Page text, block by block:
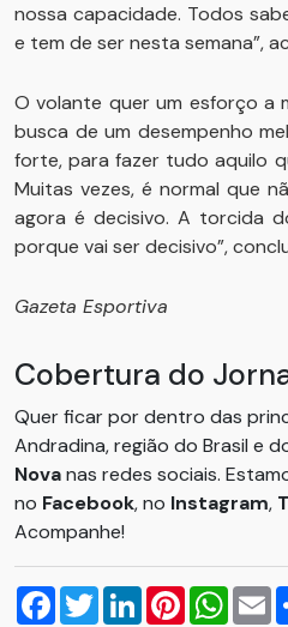
nossa capacidade. Todos
e tem de ser nesta semana”,
O volante quer um esforço a
busca de um desempenho
forte, para fazer tudo aquilo
Muitas vezes, é normal que
agora é decisivo. A torcida
porque vai ser decisivo”,
Gazeta Esportiva
Cobertura do
Quer ficar por dentro das
Andradina, região do Brasil e
Novanas redes sociais.
no Facebook, no Instagram,
Acompanhe!
Facebook
TwitterLinkedInPinterest